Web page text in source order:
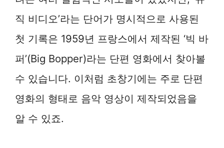
직 비디오’라는 단어가 명시적으로 사용된
첫 기록은 1959년 프랑스에서 제작된 ‘빅 바
퍼’(Big Bopper)라는 단편 영화에서 찾아볼
수 있습니다. 이처럼 초창기에는 주로 단편
영화의 형태로 음악 영상이 제작되었음을
알 수 있죠.